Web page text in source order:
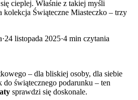
cieplej. Właśnie z takiej myśli
kolekcja Świąteczne Miasteczko – trzy
·24 listopada 2025·4 min czytania
– dla bliskiej osoby, dla siebie
świątecznego podarunku – ten
sprawdzi się doskonale.